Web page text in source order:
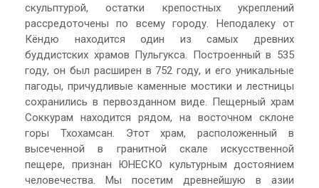
скульптурой, остатки крепостных укреплений
рассредоточены по всему городу. Неподалеку от
Кёндю находится один из самых древних
буддистских храмов Пульгукса. Построенный в 535
году, он был расширен в 752 году, и его уникальные
пагоды, причудливые каменные мостики и лестницы
сохранились в первозданном виде. Пещерный храм
Соккурам находится рядом, на восточном склоне
горы Тхохамсан. Этот храм, расположенный в
высеченной в гранитной скале искусственной
пещере, признан ЮНЕСКО культурным достоянием
человечества. Мы посетим древнейшую в азии